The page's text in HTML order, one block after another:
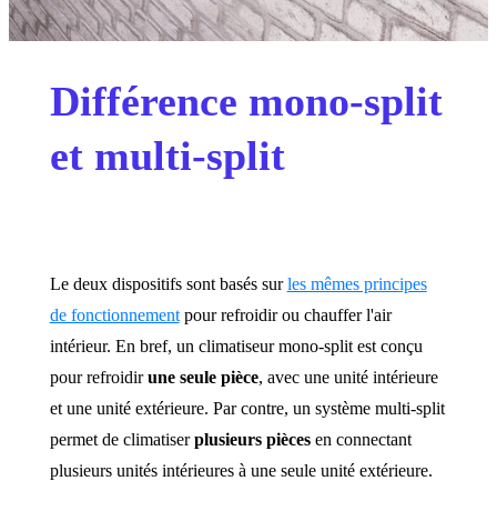
Différence mono-split
et multi-split
Le deux dispositifs sont basés surles mêmes principes
de fonctionnementpour refroidir ou chauffer l'air
intérieur. En bref, un climatiseur mono-split est conçu
pour refroidirune seule pièce, avec une unité intérieure
et une unité extérieure. Par contre, un système multi-split
permet de climatiserplusieurs piècesen connectant
plusieurs unités intérieures à une seule unité extérieure.